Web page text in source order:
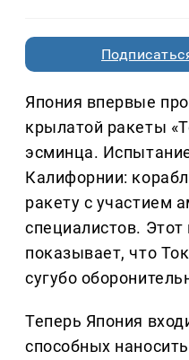
Япония впервые
крылатой ракеты
эсминца.
Калифорнии:
ракету с участием
специалистов.
показывает, что
сугубо
Теперь Япония
способных